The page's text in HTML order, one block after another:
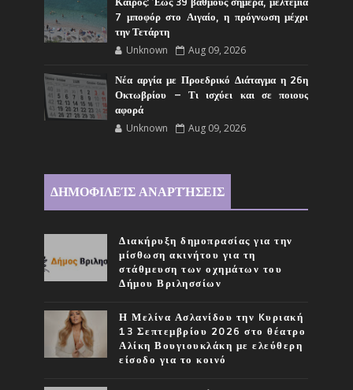
Καιρός: Έως 39 βαθμούς σήμερα, μελτέμια
7 μποφόρ στο Αιγαίο, η πρόγνωση μέχρι
την Τετάρτη
Unknown Aug 09, 2026
Νέα αργία με Προεδρικό Διάταγμα η 26η
Οκτωβρίου – Τι ισχύει και σε ποιους
αφορά
Unknown Aug 09, 2026
ΔΗΜΟΦΙΛΕΊΣ ΑΝΑΡΤΉΣΕΙΣ
Διακήρυξη δημοπρασίας για την
μίσθωση ακινήτου για τη
στάθμευση των οχημάτων του
Δήμου Βριλησσίων
Η Μελίνα Ασλανίδου την Kυριακή
13 Σεπτεμβρίου 2026 στο θέατρο
Αλίκη Βουγιουκλάκη με ελεύθερη
είσοδο για το κοινό